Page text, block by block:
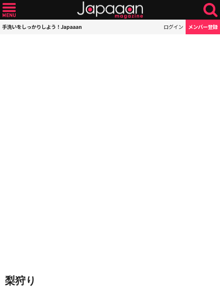
手洗いをしっかりしよう！Japaaan ログイン メンバー登録
梨狩り